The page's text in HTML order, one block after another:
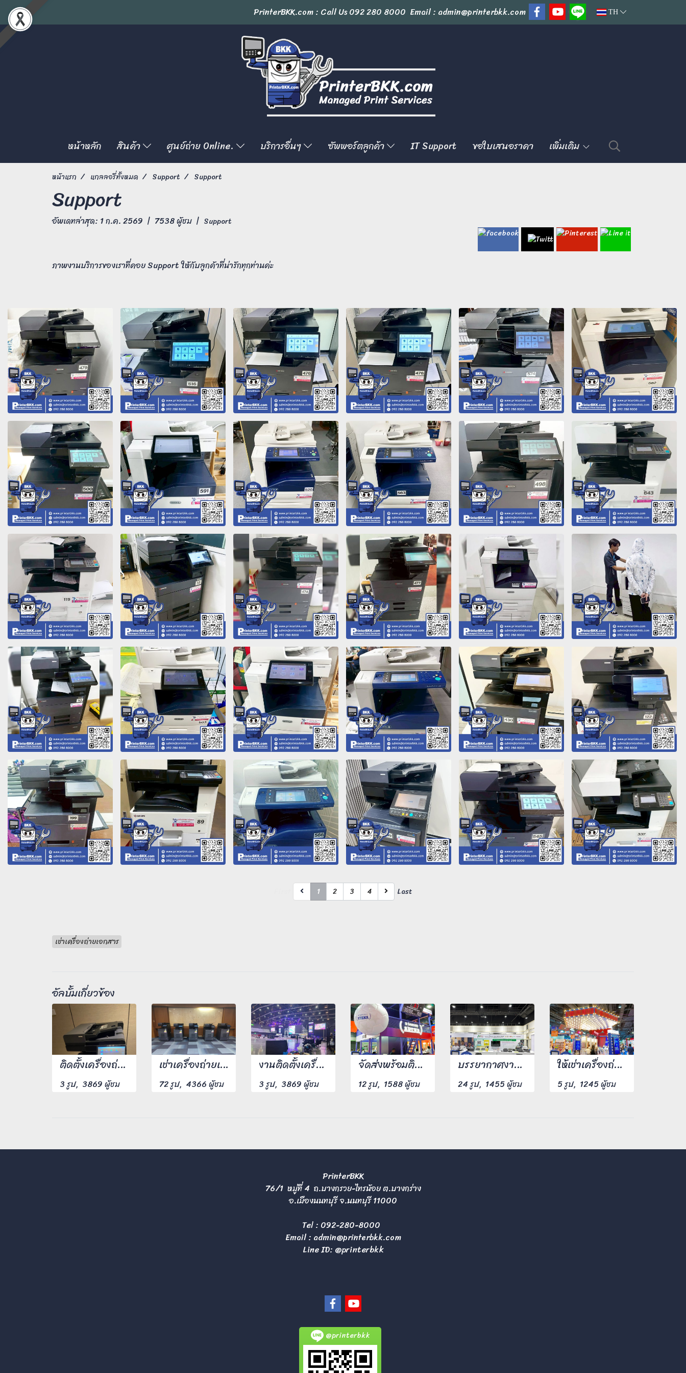
PrinterBKK.com : Call Us092 280 8000 Email : admin@printerbkk.com TH
หน้าหลัก สินค้า ศูนย์ถ่าย Online. บริการอื่นๆ ซัพพอร์ตลูกค้า IT Support ขอใบเสนอราคา เพิ่มเติม
หน้าแรก แกลลอรี่ทั้งหมด Support Support
Support
อัพเดทล่าสุด: 1 ก.ค. 2569 | 7538 ผู้ชม | Support
ภาพงานบริการของเราที่คอย Support ให้กับลูกค้าที่น่ารักทุกท่านค่ะ
1 2 3 4 Last
เช่าเครื่องถ่ายเอกสาร
อัลบั้มเกี่ยวข้อง
ติดตั้งเครื่องถ่ายเอกสาร
3 รูป, 3869 ผู้ชม
เช่าเครื่องถ่ายเอกสารรายวัน จำนวน 5 เครื่อง
72 รูป, 4366 ผู้ชม
งานติดตั้งเครื่องถ่ายเอกสาร
3 รูป, 3869 ผู้ชม
จัดส่งพร้อมติดตั้งเครื่องถ่ายเอกสารให้ลูกค้าถึงสถานที่นัดหมาย พร้อม Technical Support 1 ท่าน
12 รูป, 1588 ผู้ชม
บรรยากาศงานจัดส่งติดตั้งเครื่อง
24 รูป, 1455 ผู้ชม
ให้เช่าเครื่องถ่ายเอกสารรายวัน จัดส่งที่ ศูนย์ประชุมแห่งชาติสิริกิติ์
5 รูป, 1245 ผู้ชม
PrinterBKK
76/1 หมู่ที่ 4 ถ.บางกรวย-ไทรน้อย ต.บางกร่าง
อ.เมืองนนทบุรี จ.นนทบุรี 11000
Tel : 092-280-8000
Email : admin@printerbkk.com
Line ID: @printerbkk
@printerbkk